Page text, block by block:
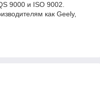
9000 и ISO 9002.
как Geely,